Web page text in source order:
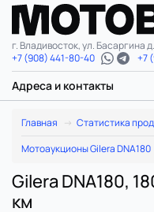
г. Владивосток, ул. Басаргина
+7 (908) 441-80-40
+7
Адреса и контакты
Главная Статистика
Мотоаукционы Gilera DNA180
Gilera DNA180,
км